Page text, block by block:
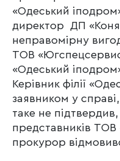
«Одеський
директор ДП
неправомірну
ТОВ
«Одеський
Керівник філії
заявником у
таке не
представників
прокурор